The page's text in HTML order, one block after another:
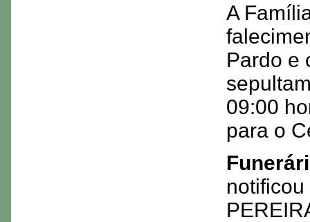
A
Pardo e
09:00
para o